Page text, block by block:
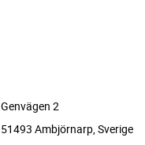
Genvägen 2
51493 Ambjörnarp, Sverige